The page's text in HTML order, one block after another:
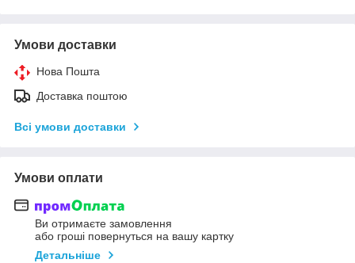
Умови доставки
Нова Пошта
Доставка поштою
Всі умови доставки
Умови оплати
Ви отримаєте замовлення
або гроші повернуться на вашу картку
Детальніше